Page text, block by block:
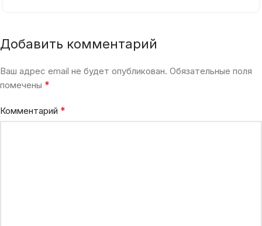
Добавить комментарий
Ваш адрес email не будет опубликован. Обязательные поля
помечены *
Комментарий *